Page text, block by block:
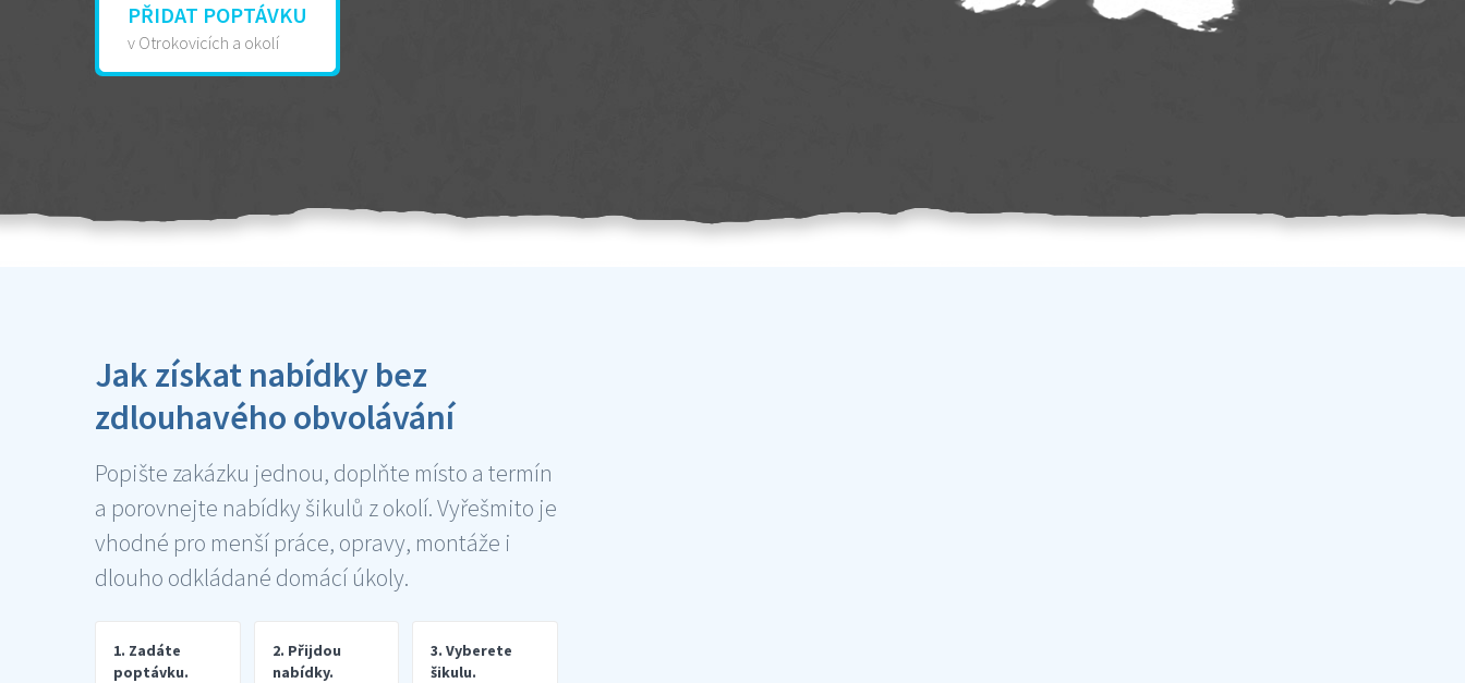
PŘIDAT POPTÁVKU
v Otrokovicích a okolí
Jak získat nabídky bez
zdlouhavého obvolávání
Popište zakázku jednou, doplňte místo a termín
a porovnejte nabídky šikulů z okolí. Vyřešmito je
vhodné pro menší práce, opravy, montáže i
dlouho odkládané domácí úkoly.
1. Zadáte
poptávku.
2. Přijdou
nabídky.
3. Vyberete
šikulu.